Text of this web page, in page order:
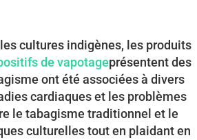
cultures indigènes, les produits
de vapotageprésentent des
ont été associées à divers
cardiaques et les problèmes
le tabagisme traditionnel et le
culturelles tout en plaidant en